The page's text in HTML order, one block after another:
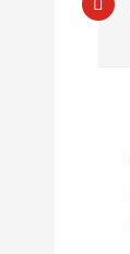
o